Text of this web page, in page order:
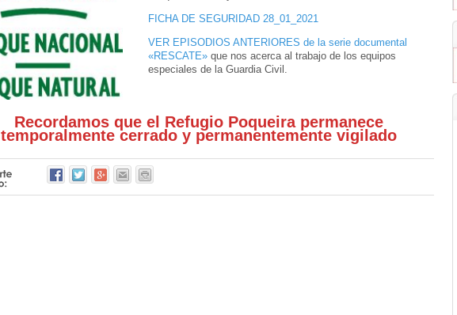
FICHA DE SEGURIDAD 28_01_2021
VER EPISODIOS ANTERIORES de la serie documental
«RESCATE»que nos acerca al trabajo de los equipos
especiales de la Guardia Civil.
Recordamos que el Refugio Poqueira permanece
temporalmente cerrado y permanentemente vigilado